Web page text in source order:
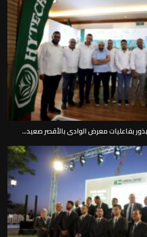
بفاعليات معرض الوادى بالأقصر صعيد...